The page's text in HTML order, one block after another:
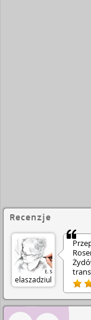
Recenzje
elaszadziul